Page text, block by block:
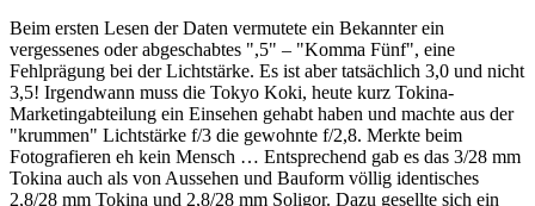
Beim ersten Lesen der Daten vermutete ein Bekannter ein
vergessenes oder abgeschabtes ",5" – "Komma Fünf", eine
Fehlprägung bei der Lichtstärke. Es ist aber tatsächlich 3,0 und nicht
3,5! Irgendwann muss die Tokyo Koki, heute kurz Tokina-
Marketingabteilung ein Einsehen gehabt haben und machte aus der
"krummen" Lichtstärke f/3 die gewohnte f/2,8. Merkte beim
Fotografieren eh kein Mensch … Entsprechend gab es das 3/28 mm
Tokina auch als von Aussehen und Bauform völlig identisches
2,8/28 mm Tokina und 2,8/28 mm Soligor. Dazu gesellte sich ein